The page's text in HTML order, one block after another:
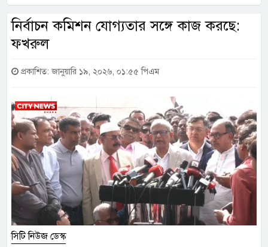
নির্বাচন কমিশন যোগ্যতার সঙ্গে কাজ করছে:
ফখরুল
প্রকাশিত: জানুয়ারি ১৯, ২০২৬, ০১:৫৫ পিএম
সিটি নিউজ ডেস্ক